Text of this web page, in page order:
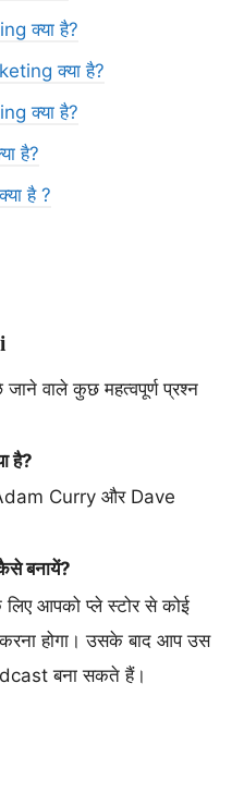
क्या है?
क्या है?
क्या है?
है?
है ?
वाले कुछ महत्वपूर्ण प्रश्न
है?
Curry और Dave
बनायें?
आपको प्ले स्टोर से कोई
होगा। उसके बाद आप उस
बना सकते हैं।